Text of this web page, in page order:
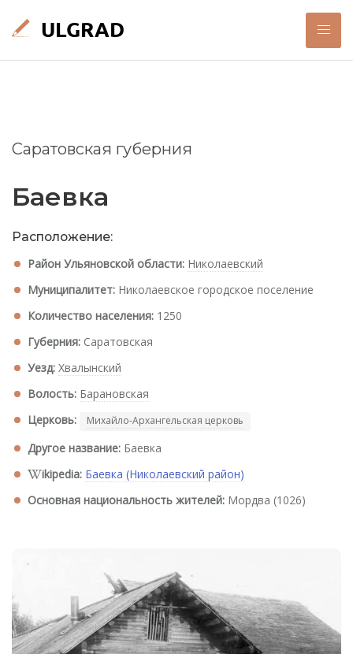
Саратовская губерния
Баевка
Расположение:
Район Ульяновской области: Николаевский
Муниципалитет: Николаевское городское поселение
Количество населения: 1250
Губерния: Саратовская
Уезд: Хвалынский
Волость: Барановская
Церковь:
Михайло-Архангельская церковь
Другое название: Баевка
ikipedia: Баевка (Николаевский район)
Основная национальность жителей: Мордва (1026)